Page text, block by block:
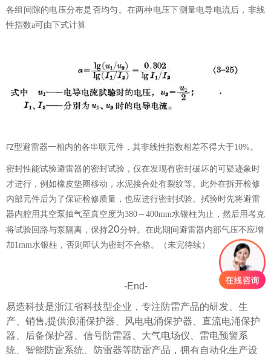
各组间隙的电压分布是否均匀。在两种电压下测量电导电流后，非线
性指数a可由下式计算
FZ型避雷器一相内的各串联元件，其非线性指数相差不得大于10%。
密封性能试验避雷器的密封试验，仅在发现有密封破坏的可疑迹象时
才进行，例如橡皮垫圈移动，水泥接合处有裂纹等。此外在拆开检修
内部元件后为了保证检修质量，也应进行密封拭验。拭验时先将避雷
器内腔用其空泵抽气至真空度为380～400mm水银柱为止，然后用考克
将试验回路与泵隔离，保持20分钟。在此期 间避雷器内部气压不应增
加1mm水银柱，否则即认为密封不合格。 （未完待续）
-End-
易造科技是浙江省科技型企业，专注防雷产品的研发、生
产、销售,提供浪涌保护器、 风电电涌保护器、 直流电涌保护
器、 后备保护器、 信号防雷器、 ⼤⽓电场仪、 雷电预警系
统、 智能防雷系统、 防雷器等防雷产品，拥有自动化生产设